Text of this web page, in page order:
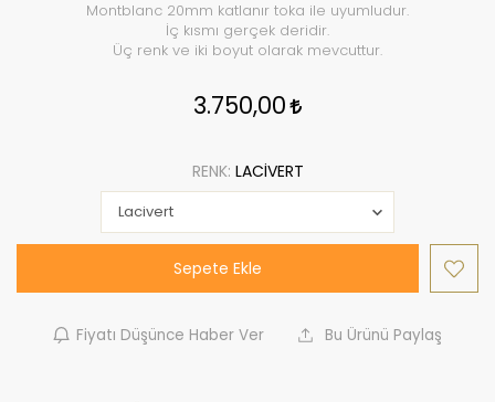
Montblanc 20mm katlanır toka ile uyumludur.
İç kısmı gerçek deridir.
Üç renk ve iki boyut olarak mevcuttur.
3.750,00
RENK: LACIVERT
Sepete Ekle
Fiyatı Düşünce Haber Ver Bu Ürünü Paylaş